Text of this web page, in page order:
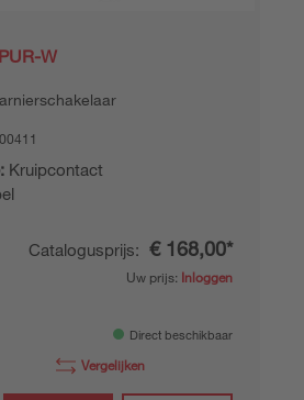
W
Kruipcontact
Catalogusprijs: € 168,00*
Uw prijs: Inloggen
Direct beschikbaar
Vergelijken